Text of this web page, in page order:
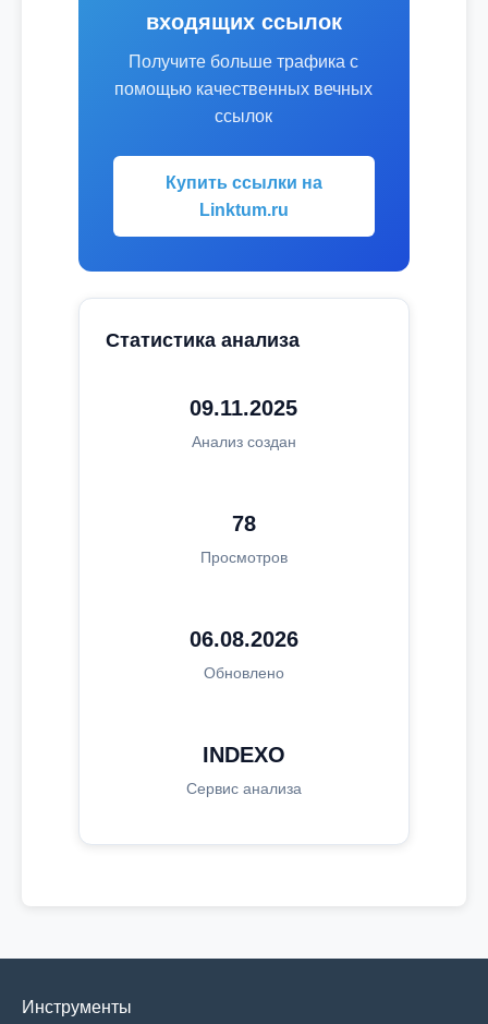
входящих ссылок
Получите больше трафика с
помощью качественных вечных
ссылок
Купить ссылки на
Linktum.ru
Статистика анализа
09.11.2025
Анализ создан
78
Просмотров
06.08.2026
Обновлено
INDEXO
Сервис анализа
Инструменты